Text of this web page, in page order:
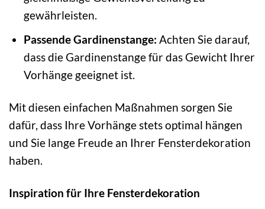
gewährleisten.
Passende Gardinenstange: Achten Sie darauf,
dass die Gardinenstange für das Gewicht Ihrer
Vorhänge geeignet ist.
Mit diesen einfachen Maßnahmen sorgen Sie
dafür, dass Ihre Vorhänge stets optimal hängen
und Sie lange Freude an Ihrer Fensterdekoration
haben.
Inspiration für Ihre Fensterdekoration